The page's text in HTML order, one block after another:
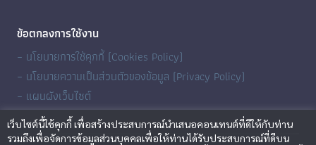
ข้อตกลงการใช้งาน
– นโยบายการใช้คุกกี้ (Cookies Policy)
– นโยบายความเป็นส่วนตัวของข้อมูล (Privacy Policy)
– แผนผังเว็บไซต์
เว็บไซต์นี้ใช้คุกกี้ เพื่อสร้างประสบการณ์นำเสนอคอนเทนต์ที่ดีให้กับท่าน
รวมถึงเพื่อจัดการข้อมูลส่วนบุคคลเพื่อให้ท่านได้รับประสบการณ์ที่ดีบน